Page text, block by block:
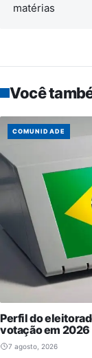
matérias
Você
COMUNIDADE
Perfil do
votação em 2026
7 agosto, 2026